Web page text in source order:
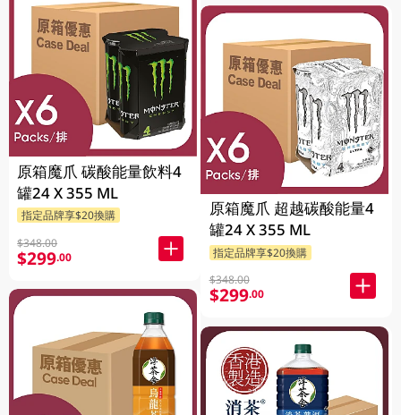
原箱魔爪 碳酸能量飲料4
罐24 X 355 ML
指定品牌享$20換購
$348.00
$299.00
原箱魔爪 超越碳酸能量4
罐24 X 355 ML
指定品牌享$20換購
$348.00
$299.00